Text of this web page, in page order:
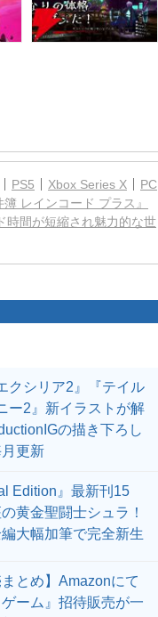
PS5 Xbox Series X
PC
簿 レインコード プラス』
時間が短縮され魅力的な世
クシリア2』『テイル
ー2』新イラストが解
の描き下ろし
更新
Edition』最新刊15
黄金聖闘士シュラ！
大幅加筆で完全新生
まとめ】Amazonにて
ゲーム』招待販売が一